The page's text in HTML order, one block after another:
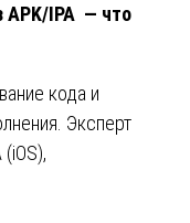
APK/IPA — что
кода и
Эксперт